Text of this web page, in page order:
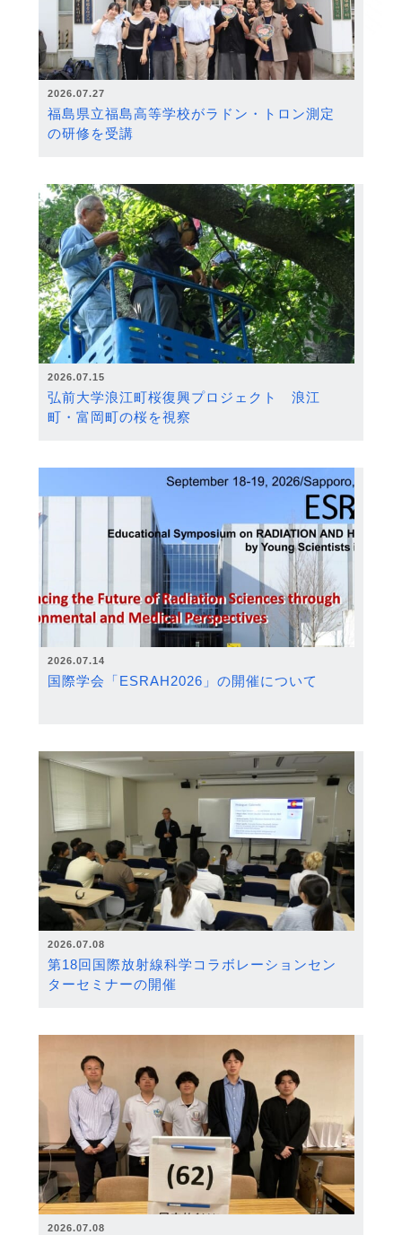
2026.07.27
福島県立福島高等学校がラドン・トロン測定
の研修を受講
2026.07.15
弘前大学浪江町桜復興プロジェクト 浪江
町・富岡町の桜を視察
2026.07.14
国際学会「ESRAH2026」の開催について
2026.07.08
第18回国際放射線科学コラボレーションセン
ターセミナーの開催
2026.07.08